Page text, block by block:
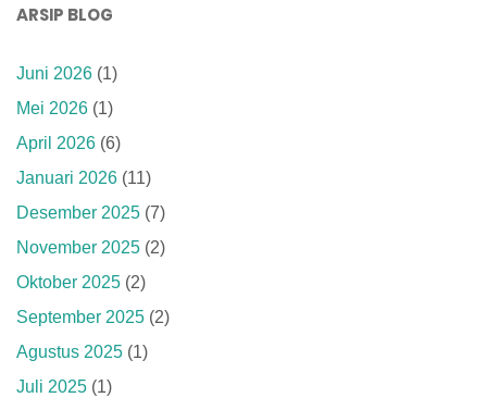
ARSIP BLOG
Juni 2026 (1)
Mei 2026 (1)
April 2026 (6)
Januari 2026 (11)
Desember 2025 (7)
November 2025 (2)
Oktober 2025 (2)
September 2025 (2)
Agustus 2025 (1)
Juli 2025 (1)